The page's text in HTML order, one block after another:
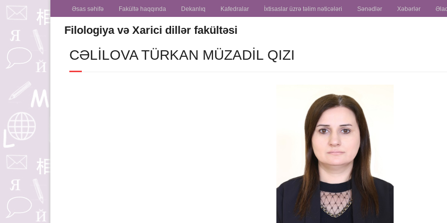
Əsas səhifə Fakültə haqqında Dekanlıq Kafedralar İxtisaslar üzrə təlim nəticələri Sənədlər Xəbərlər
Filologiya və Xarici dillər fakültəsi
CƏLILOVA TÜRKAN MÜZADIL QIZI